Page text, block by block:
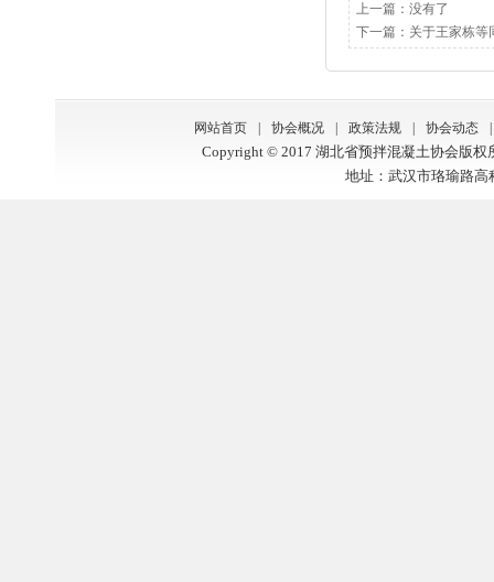
上一篇：没有了
下一篇： 关于王家栋等
网站首页 协会概况 政策法规 协会动态
Copyright © 2017 湖北省预拌混凝土协会版权
地址：武汉市珞瑜路高